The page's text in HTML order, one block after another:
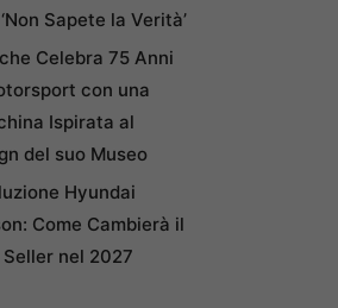
Sapete la Verità’
Celebra 75 Anni
con una
Ispirata al
del suo Museo
Hyundai
Come Cambierà il
nel 2027